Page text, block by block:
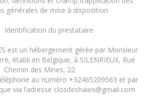
générales de mise à disposition
du prestataire
est un hébergement gérée par Monsieur
établi en Belgique, à SILENRIEUX, Rue
Chemin des Mines, 22
au numéro +32465209563 et par
via l’adresse closdeshaies@gmail.com